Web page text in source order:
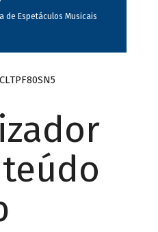
de Espetáculos Musicais